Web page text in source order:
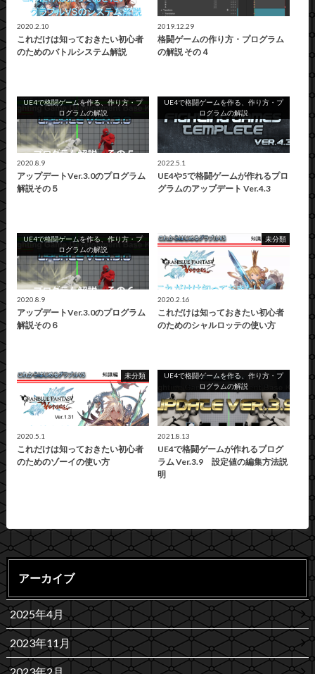
2020.2.10
これだけは知っておきたい初心者
のためのバトルシステム解説
2019.12.29
格闘ゲームの作り方・プログラム
の解説 その４
UE4で格闘ゲームを作る、作り方・プ
ログラムの解説
2020.8.9
アップデートVer.3.0のプログラム
解説その５
UE4で格闘ゲームを作る、作り方・プ
ログラムの解説
2022.5.1
UE4や5で格闘ゲームが作れるプロ
グラムのアップデート Ver.4.3
UE4で格闘ゲームを作る、作り方・プ
ログラムの解説
2020.8.9
アップデートVer.3.0のプログラム
解説その６
未分類
2020.2.16
これだけは知っておきたい初心者
のためのシャルロッテの使い方
未分類
2020.5.1
これだけは知っておきたい初心者
のためのゾーイの使い方
UE4で格闘ゲームを作る、作り方・プ
ログラムの解説
2021.8.13
UE4で格闘ゲームが作れるプログ
ラム Ver.3.9 設定値の編集方法説
明
アーカイブ
2025年4月
2023年11月